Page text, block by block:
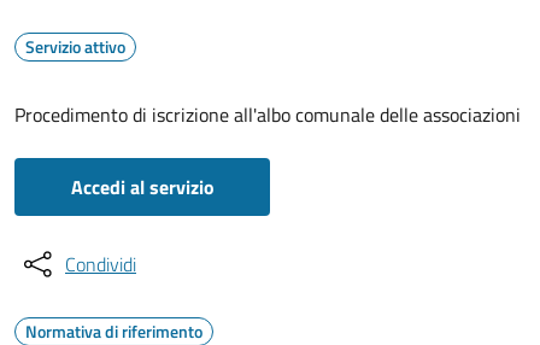
Servizio attivo
Procedimento di iscrizione all'albo comunale delle associazioni
Accedi al servizio
Condividi
Normativa di riferimento